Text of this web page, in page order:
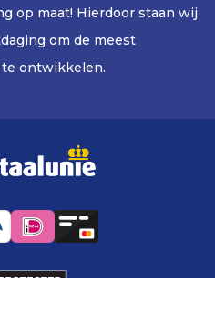
op maat! Hierdoor staan wij
om de meest
ontwikkelen.